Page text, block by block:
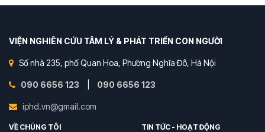
VIỆN NGHIÊN CỨU TÂM LÝ & PHÁT TRIỂN CON NGƯỜI
Số nhà 235, phố Quan Hoa, Phường Nghĩa Đô, Hà Nội
090 6656 123 090 6656 123
iphd.vn@gmail.com
VỀ CHÚNG TÔI TIN TỨC - HOẠT ĐỘNG